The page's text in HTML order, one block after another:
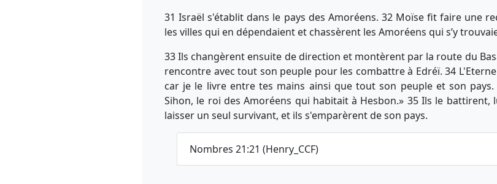
31 Israël s'établit dans le pays des Amoréens. 32 Moïse fit faire une
les villes qui en dépendaient et chassèrent les Amoréens qui s’y
33 Ils changèrent ensuite de direction et montèrent par la route du
rencontre avec tout son peuple pour les combattre à Edréï. 34
car je le livre entre tes mains ainsi que tout son peuple et son
Sihon, le roi des Amoréens qui habitait à Hesbon.» 35 Ils le battirent,
laisser un seul survivant, et ils s'emparèrent de son pays.
Nombres 21:21 (Henry_CCF)